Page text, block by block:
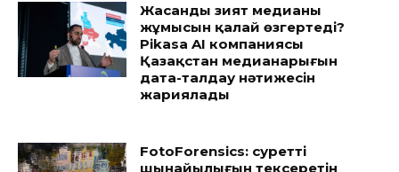
Жасанды зият медианың
жұмысын қалай өзгертеді?
Pikasa AI компаниясы
Қазақстан медианарығын
дата-талдау нәтижесін
жариялады
FotoForensics: суреттің
шынайылығын тексеретін